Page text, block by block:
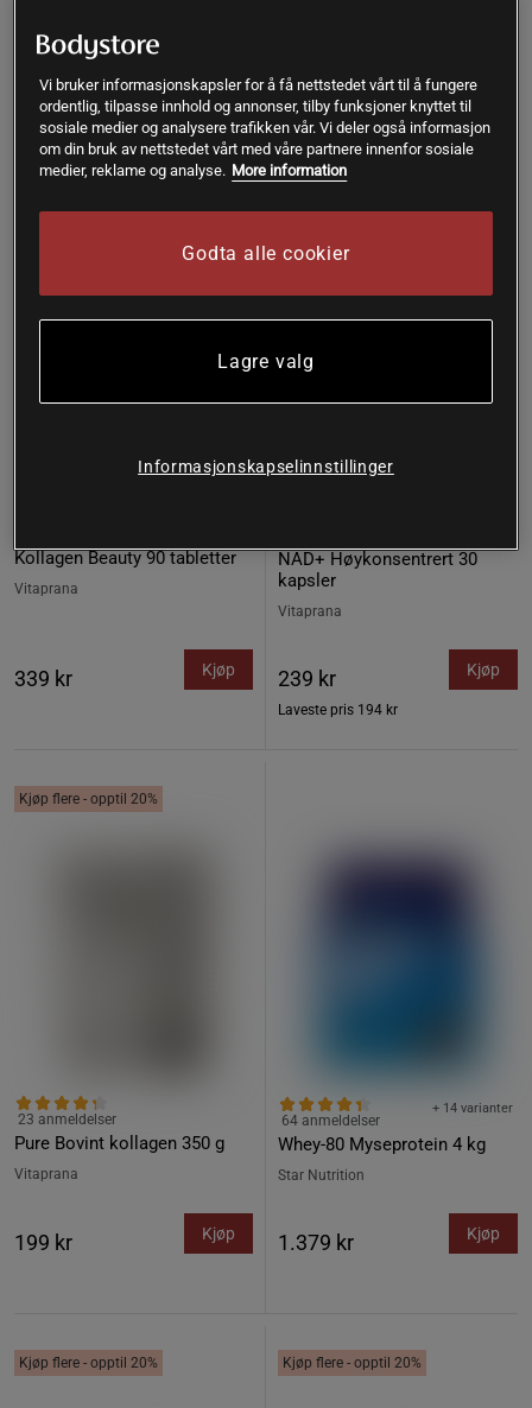
255 kr Kjøp 199 kr Kjøp
Kjøp flere - opptil 20%
Kollagen Beauty 90 tabletter
Vitaprana
339 kr Kjøp
Prisfunn
NAD+ Høykonsentrert 30
kapsler
Vitaprana
239 kr
Laveste pris 194 kr
Kjøp
Kjøp flere - opptil 20%
Pure Bovint kollagen 350 g
23 anmeldelser
Vitaprana
199 kr Kjøp
Whey-80 Myseprotein 4 kg
+ 14 varianter
64 anmeldelser
Star Nutrition
1.379 kr Kjøp
Kjøp flere - opptil 20% Kjøp flere - opptil 20%
Vi bruker informasjonskapsler for å få nettstedet vårt til å fungere
ordentlig, tilpasse innhold og annonser, tilby funksjoner knyttet til
sosiale medier og analysere trafikken vår. Vi deler også informasjon
om din bruk av nettstedet vårt med våre partnere innenfor sosiale
medier, reklame og analyse. More information
Godta alle cookier
Lagre valg
Informasjonskapselinnstillinger